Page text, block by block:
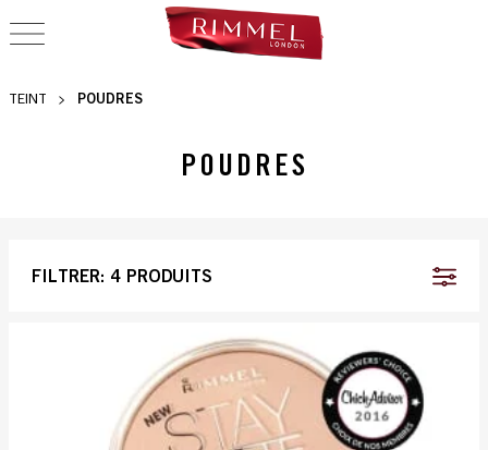
OPEN NAVIGATION
TEINT POUDRES
POUDRES
FILTRER: 4 PRODUITS